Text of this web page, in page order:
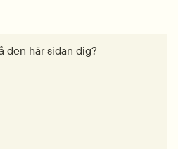
den här sidan dig?